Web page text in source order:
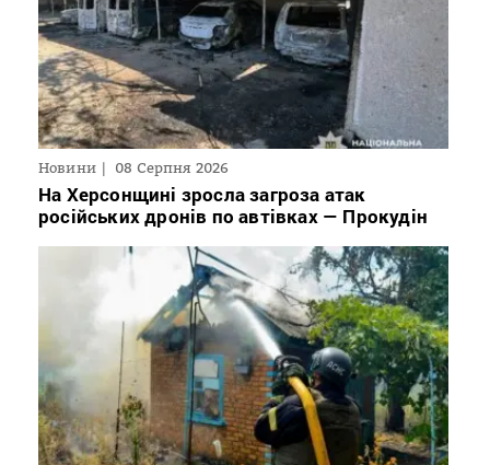
Новини 08 Серпня 2026
На Херсонщині зросла загроза атак
російських дронів по автівках — Прокудін